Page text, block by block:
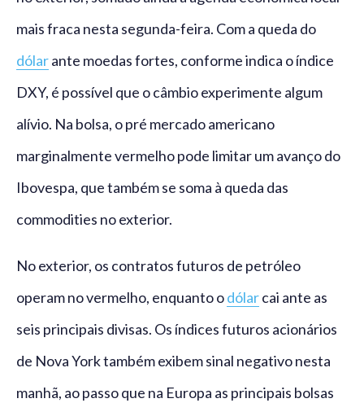
mais fraca nesta segunda-feira. Com a queda do
dólarante moedas fortes, conforme indica o índice
DXY, é possível que o câmbio experimente algum
alívio. Na bolsa, o pré mercado americano
marginalmente vermelho pode limitar um avanço do
Ibovespa, que também se soma à queda das
commodities no exterior.
No exterior, os contratos futuros de petróleo
operam no vermelho, enquanto odólarcai ante as
seis principais divisas. Os índices futuros acionários
de Nova York também exibem sinal negativo nesta
manhã, ao passo que na Europa as principais bolsas